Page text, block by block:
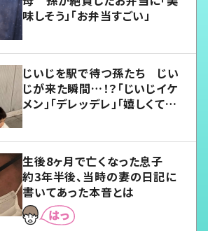
味しそう」「お弁当すごい」
じいじを駅で待つ孫たち じい
じが来た瞬間…！？「じいじイケ
メン」「デレッデレ」「嬉しくて可
生後8ヶ月で亡くなった息子
約3年半後、当時の妻の日記に
書いてあった本音とは